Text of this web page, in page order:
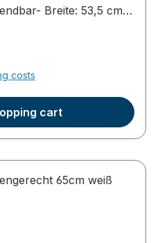
Breite: 53,5 cm,
liegt bei)
costs
cart